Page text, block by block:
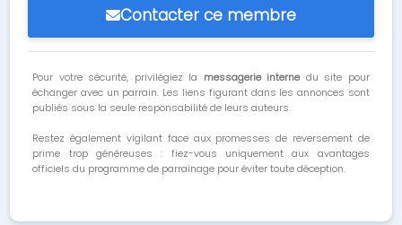
Contacter ce membre
Pour votre sécurité, privilégiez la messagerie internedu site pour
échanger avec un parrain. Les liens figurant dans les annonces sont
publiés sous la seule responsabilité de leurs auteurs.
Restez également vigilant face aux promesses de reversement de
prime trop généreuses : fiez-vous uniquement aux avantages
officiels du programme de parrainage pour éviter toute déception.